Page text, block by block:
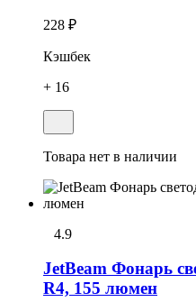
228 ₽
Кэшбек
+ 16
Товара нет в наличии
4.9
JetBeam Фонарь
R4, 155 люмен